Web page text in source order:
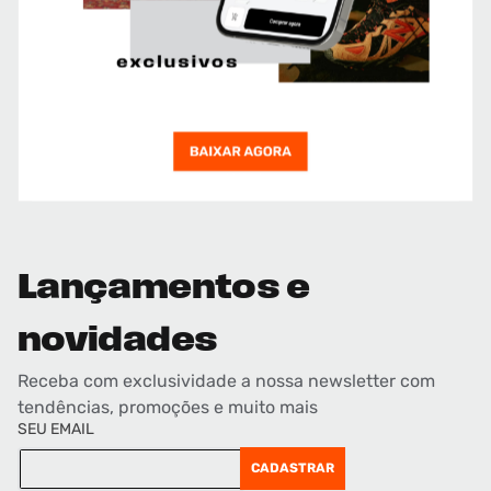
Lançamentos e
novidades
Receba com exclusividade a nossa newsletter com
tendências, promoções e muito mais
SEU EMAIL
CADASTRAR